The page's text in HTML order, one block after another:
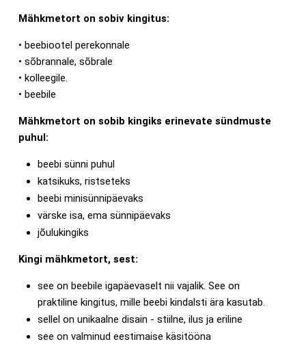
Mähkmetort on sobiv kingitus:
• beebiootel perekonnale
• sõbrannale, sõbrale
• kolleegile.
• beebile
Mähkmetort on sobib kingiks erinevate sündmuste
puhul:
beebi sünni puhul
katsikuks, ristseteks
beebi minisünnipäevaks
värske isa, ema sünnipäevaks
jõulukingiks
Kingi mähkmetort, sest:
see on beebile igapäevaselt nii vajalik. See on
praktiline kingitus, mille beebi kindalsti ära kasutab.
sellel on unikaalne disain - stiilne, ilus ja eriline
see on valminud eestimaise käsitööna